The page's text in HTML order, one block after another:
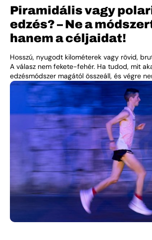
Piramidális vagy
edzés? – Ne a
hanem a céljaidat!
Hosszú, nyugodt kilométerek vagy rövid,
A válasz nem fekete-fehér. Ha tudod, mit
edzésmódszer magától összeáll, és végre